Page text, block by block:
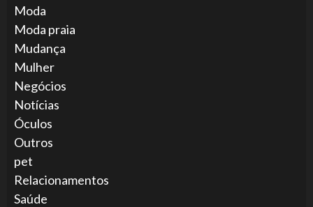
Moda
Moda praia
Mudança
Mulher
Negócios
Notícias
Óculos
Outros
pet
Relacionamentos
Saúde